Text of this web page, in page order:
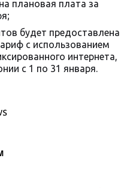
плановая плата за
будет предоставлена
с использованием
интернета,
с 1 по 31 января.